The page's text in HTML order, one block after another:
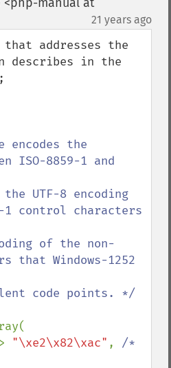
21 years ago
that addresses the
describes in the
the
ISO-8859-1 and
1 control characters
that Windows-1252
"\xe2\x82\xac" , /*